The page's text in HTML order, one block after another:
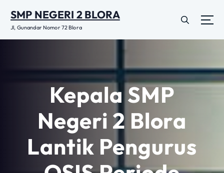
a
SMP NEGERI 2 BLORA
Jl, Gunandar Nomor 72 Blora
Kepala SMP
Negeri 2 Blora
Lantik Pengurus